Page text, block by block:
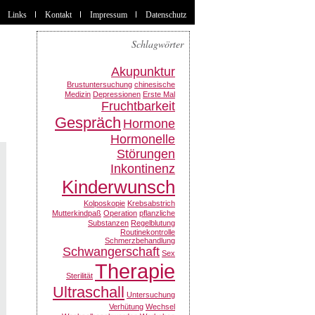
Links Kontakt Impressum Datenschutz
Schlagwörter
Akupunktur
Brustuntersuchung chinesische
Medizin Depressionen Erste Mal
Fruchtbarkeit
Gespräch Hormone
Hormonelle
Störungen
Inkontinenz
Kinderwunsch
Kolposkopie Krebsabstrich
Mutterkindpaß Operation pflanzliche
Substanzen Regelblutung
Routinekontrolle
Schmerzbehandlung
Schwangerschaft Sex
Sterilität Therapie
Ultraschall
Untersuchung
Verhütung Wechsel